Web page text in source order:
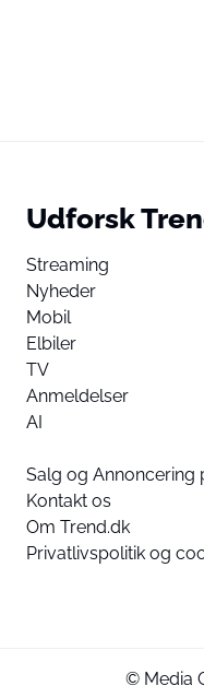
Udforsk
Streaming
Nyheder
Mobil
Elbiler
TV
Anmeldelser
AI
Salg og Annoncering
Kontakt os
Om Trend.dk
Privatlivspolitik og
© Media